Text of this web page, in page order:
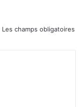
Les champs obligatoires